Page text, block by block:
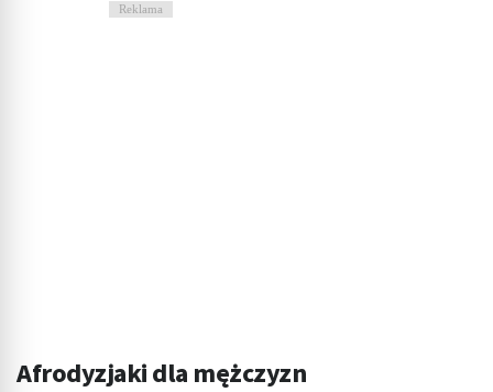
Reklama
Afrodyzjaki dla mężczyzn